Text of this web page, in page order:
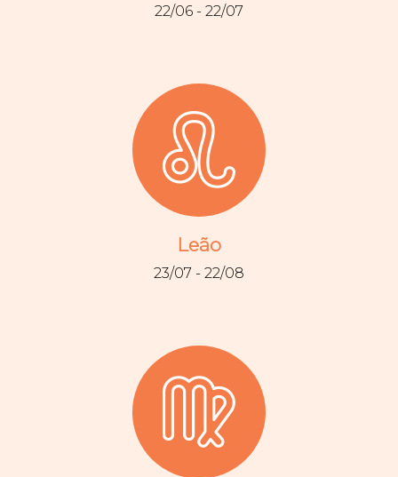
22/06 - 22/07
Leão
23/07 - 22/08